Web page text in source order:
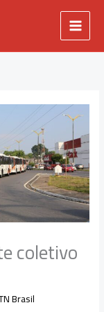
coletivo
Brasil